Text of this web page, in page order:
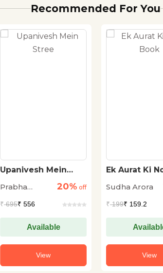
Recommended For You
Upanivesh Mein
Prabha
20% off
₹695₹ 556
Available
View
Ek Aurat Ki
Sudha Arora
₹199₹ 159.2
View